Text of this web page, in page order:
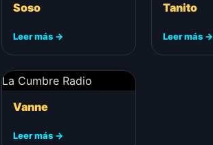
Soso
Leer más →
Tanito
Leer más →
La Cumbre Radio
Vanne
Leer más →